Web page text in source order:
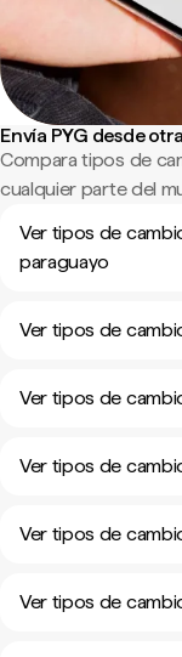
Envía PYG desde
Compara tipos de
cualquier parte del
Ver tipos de
paraguayo
Ver tipos de
Ver tipos de
Ver tipos de
Ver tipos de
Ver tipos de